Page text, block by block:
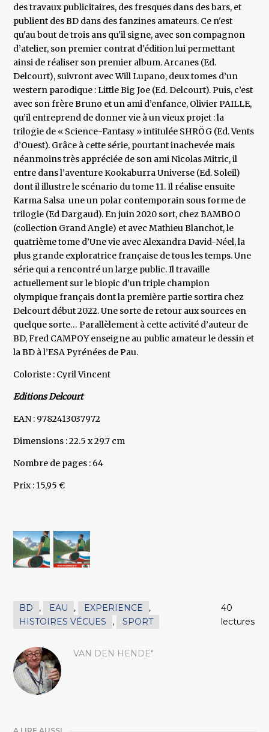
des travaux publicitaires, des fresques dans des bars, et
publient des BD dans des fanzines amateurs. Ce n'est
qu'au bout de trois ans qu'il signe, avec son compagnon
d’atelier, son premier contrat d'édition lui permettant
ainsi de réaliser son premier album. Arcanes (Ed.
Delcourt), suivront avec Will Lupano, deux tomes d’un
western parodique : Little Big Joe (Ed. Delcourt). Puis, c’est
avec son frère Bruno et un ami d’enfance, Olivier PAILLE,
qu’il entreprend de donner vie à un vieux projet : la
trilogie de « Science-Fantasy » intitulée SHRÖG (Ed. Vents
d’Ouest). Grâce à cette série, pourtant inachevée mais
néanmoins très appréciée de son ami Nicolas Mitric, il
entre dans l’aventure Kookaburra Universe (Ed. Soleil)
dont il illustre le scénario du tome 11. Il réalise ensuite
Karma Salsa une un polar contemporain sous forme de
trilogie (Ed Dargaud). En juin 2020 sort, chez BAMBOO
(collection Grand Angle) et avec Mathieu Blanchot, le
quatrième tome d’Une vie avec Alexandra David-Néel, la
plus grande exploratrice française de tous les temps. Une
série qui a rencontré un large public. Il travaille
actuellement sur le biopic d’un triple champion
olympique français dont la première partie sortira chez
Delcourt début 2022. Une sorte de retour aux sources en
quelque sorte… Parallèlement à cette activité d’auteur de
BD, Fred CAMPOY enseigne au public amateur le dessin et
la BD à l’ESA Pyrénées de Pau.
Coloriste : Cyril Vincent
Editions Delcourt
EAN : 9782413037972
Dimensions : 22.5 x 29.7 cm
Nombre de pages : 64
Prix : 15,95 €
BD , EAU , EXPERIENCE
,
HISTOIRES VÉCUES
, SPORT
40
lectures
VAN DEN HENDE"